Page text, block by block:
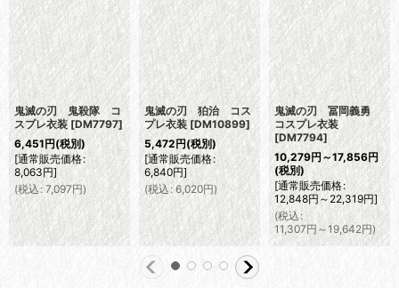
鬼滅の刃 鬼殺隊 コ
スプレ衣装 [DM7797]
6,451円(税別)
[通常販売価格:
8,063円]
(税込 : 7,097円)
鬼滅の刃 狛治 コス
プレ衣装 [DM10899]
5,472円(税別)
[通常販売価格:
6,840円]
(税込 : 6,020円)
鬼滅の刃 冨岡義勇
コスプレ衣装
[DM7794]
10,279円～17,856円
(税別)
[通常販売価格:
12,848円～22,319円]
(税込:
11,307円 ～19,642円)